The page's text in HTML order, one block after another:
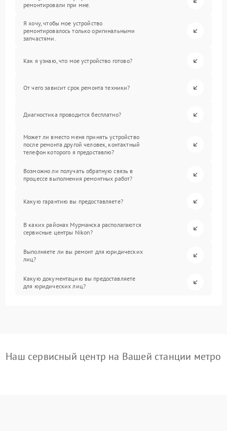
ремонтировали при мне.
Я хочу, чтобы мое устройство
ремонтировалось только оригинальными
запчастями.
Как я узнаю, что мое устройство готово?
От чего зависит срок ремонта техники?
Диагностика проводится бесплатно?
Может ли вместо меня принять устройство
после ремонта другой человек, контактный
телефон которого я предоставлю?
Возможно ли получать обратную связь в
процессе выполнения ремонтных работ?
Какую гарантию вы предоставляете?
В каких районах Мурманска располагаются
сервисные центры Nikon?
Выполняете ли вы ремонт для юридических
лиц?
Какую документацию вы предоставляете
для юридических лиц?
Наш сервисный центр на Вашей станции метро